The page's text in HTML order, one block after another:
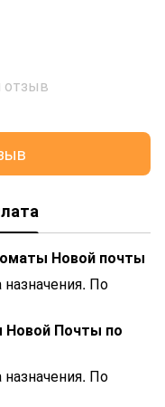
отзыв
Новой почты
По
Новой Почты по
По